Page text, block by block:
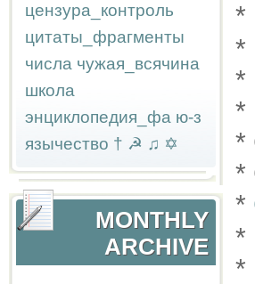
цензура_контроль
цитаты_фрагменты
числа чужая_всячина
школа
энциклопедия_фа ю-з
язычество † ☭ ♫ ✡
MONTHLY
ARCHIVE
*
*
*
*
*
*
*
*
*